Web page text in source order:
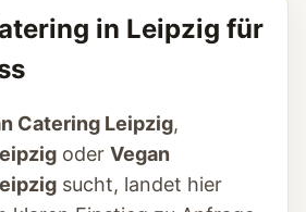
in Leipzig für
Catering Leipzig,
oder Vegan
sucht, landet hier